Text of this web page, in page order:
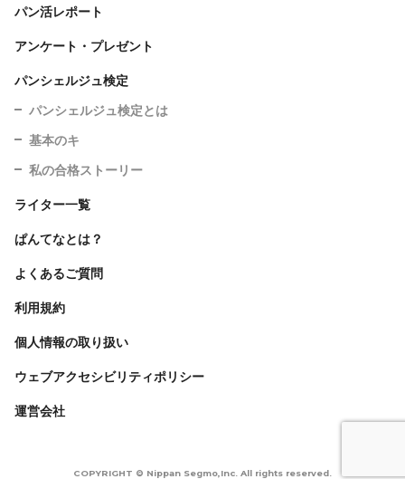
パン活レポート
アンケート・プレゼント
パンシェルジュ検定
パンシェルジュ検定とは
基本のキ
私の合格ストーリー
ライター一覧
ぱんてなとは？
よくあるご質問
利用規約
個人情報の取り扱い
ウェブアクセシビリティポリシー
運営会社
COPYRIGHT © Nippan Segmo,Inc. All rights reserved.